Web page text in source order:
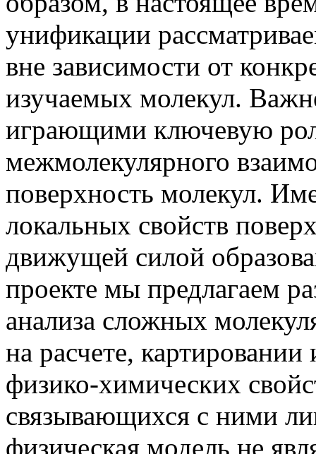
унификации
вне зависимости от
изучаемых молекул.
играющими ключевую
межмолекулярного
поверхность молекул.
локальных свойств
движущей силой
проекте мы предлагаем
анализа сложных
на расчете,
физико-химических
связывающихся с ними
физическая модель не